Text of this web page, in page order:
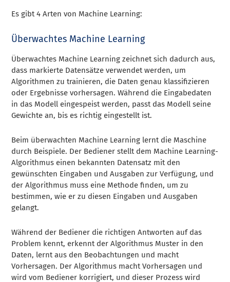
Es gibt 4 Arten von Machine Learning:
Überwachtes Machine Learning
Überwachtes Machine Learning zeichnet sich dadurch aus,
dass markierte Datensätze verwendet werden, um
Algorithmen zu trainieren, die Daten genau klassifizieren
oder Ergebnisse vorhersagen. Während die Eingabedaten
in das Modell eingespeist werden, passt das Modell seine
Gewichte an, bis es richtig eingestellt ist.
Beim überwachten Machine Learning lernt die Maschine
durch Beispiele. Der Bediener stellt dem Machine Learning-
Algorithmus einen bekannten Datensatz mit den
gewünschten Eingaben und Ausgaben zur Verfügung, und
der Algorithmus muss eine Methode finden, um zu
bestimmen, wie er zu diesen Eingaben und Ausgaben
gelangt.
Während der Bediener die richtigen Antworten auf das
Problem kennt, erkennt der Algorithmus Muster in den
Daten, lernt aus den Beobachtungen und macht
Vorhersagen. Der Algorithmus macht Vorhersagen und
wird vom Bediener korrigiert, und dieser Prozess wird